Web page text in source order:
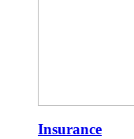
Insurance